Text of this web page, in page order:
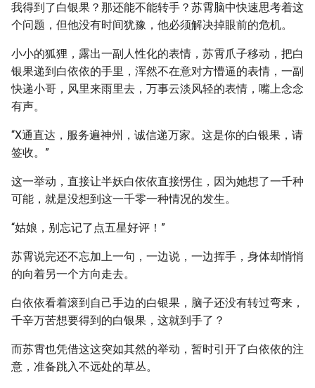
我得到了白银果？那还能不能转手？苏霄脑中快速思考着这
个问题，但他没有时间犹豫，他必须解决掉眼前的危机。
小小的狐狸，露出一副人性化的表情，苏霄爪子移动，把白
银果递到白依依的手里，浑然不在意对方懵逼的表情，一副
快递小哥，风里来雨里去，万事云淡风轻的表情，嘴上念念
有声。
“X通直达，服务遍神州，诚信递万家。这是你的白银果，请
签收。”
这一举动，直接让半妖白依依直接愣住，因为她想了一千种
可能，就是没想到这一千零一种情况的发生。
“姑娘，别忘记了点五星好评！”
苏霄说完还不忘加上一句，一边说，一边挥手，身体却悄悄
的向着另一个方向走去。
白依依看着滚到自己手边的白银果，脑子还没有转过弯来，
千辛万苦想要得到的白银果，这就到手了？
而苏霄也凭借这这突如其然的举动，暂时引开了白依依的注
意，准备跳入不远处的草丛。